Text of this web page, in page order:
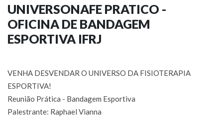
UNIVERSONAFE PRATICO -
OFICINA DE BANDAGEM
ESPORTIVA IFRJ
VENHA DESVENDAR O UNIVERSO DA FISIOTERAPIA
ESPORTIVA!
Reunião Prática - Bandagem Esportiva
Palestrante: Raphael Vianna